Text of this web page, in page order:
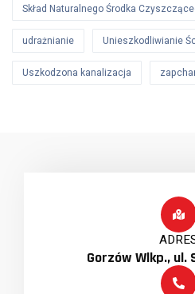
Skład Naturalnego Środka
udrażnianie Unieszkodliwianie
Uszkodzona kanalizacja
Gorzów Wlkp., ul.